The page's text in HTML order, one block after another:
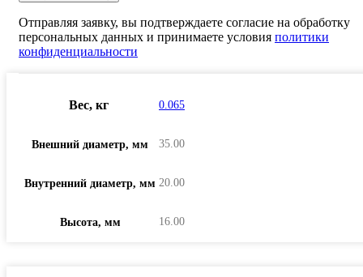
Отправляя заявку, вы подтверждаете согласие на обработку
персональных данных и принимаете условия политики
конфиденциальности
Вес, кг 0.065
Внешний диаметр, мм 35.00
Внутренний диаметр, мм 20.00
Высота, мм 16.00